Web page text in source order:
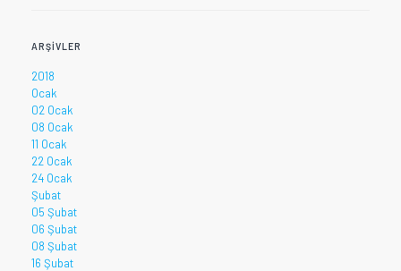
ARŞIVLER
2018
Ocak
02 Ocak
08 Ocak
11 Ocak
22 Ocak
24 Ocak
Şubat
05 Şubat
06 Şubat
08 Şubat
16 Şubat